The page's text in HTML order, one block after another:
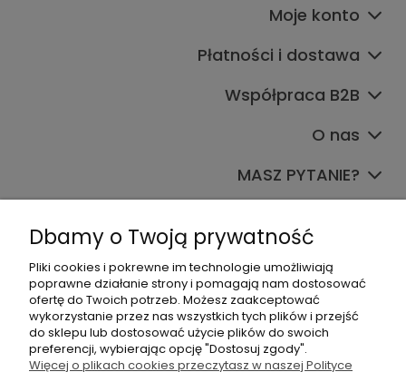
Moje konto
Płatności i dostawa
Współpraca B2B
O nas
MASZ PYTANIE?
+48 570 367 989
Dbamy o Twoją prywatność
Pliki cookies i pokrewne im technologie umożliwiają
poprawne działanie strony i pomagają nam dostosować
ofertę do Twoich potrzeb. Możesz zaakceptować
wykorzystanie przez nas wszystkich tych plików i przejść
do sklepu lub dostosować użycie plików do swoich
preferencji, wybierając opcję "Dostosuj zgody".
Więcej o plikach cookies przeczytasz w naszej Polityce